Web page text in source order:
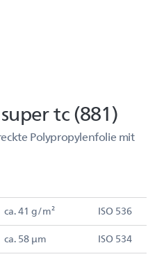
tc (881)
Polypropylenfolie mit
ca. 41 g/m² ISO 536
ca. 58 µm ISO 534